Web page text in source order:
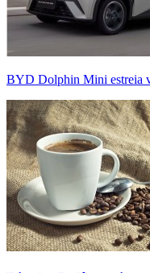
BYD Dolphin Mini estreia